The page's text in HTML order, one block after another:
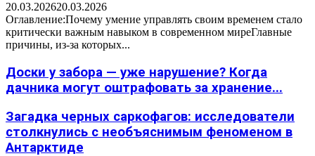
20.03.202620.03.2026
Оглавление:Почему умение управлять своим временем стало
критически важным навыком в современном миреГлавные
причины, из-за которых...
Доски у забора — уже нарушение? Когда
дачника могут оштрафовать за хранение...
Загадка черных саркофагов: исследователи
столкнулись с необъяснимым феноменом в
Антарктиде